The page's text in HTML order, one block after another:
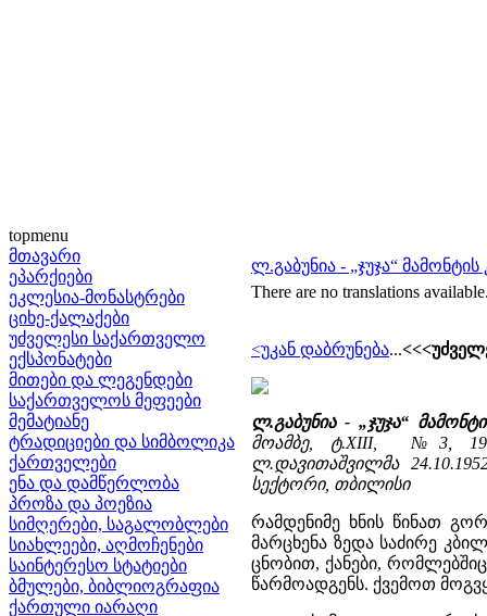
topmenu
მთავარი
ეპარქიები
ეკლესია-მონასტრები
ციხე-ქალაქები
უძველესი საქართველო
ექსპონატები
მითები და ლეგენდები
საქართველოს მეფეები
მემატიანე
ტრადიციები და სიმბოლიკა
ქართველები
ენა და დამწერლობა
პროზა და პოეზია
სიმღერები, საგალობლები
სიახლეები, აღმოჩენები
საინტერესო სტატიები
ბმულები, ბიბლიოგრაფია
ქართული იარაღი
ლ.გაბუნია - „ჯუჯა“
There are no translations
<უკან დაბრუნება...
ლ.გაბუნია - „ჯუჯა“
მოამბე, ტ.XIII, №3,
ლ.დავითაშვილმა
სექტორი, თბილისი
რამდენიმე ხნის წინათ
მარცხენა ზედა საძირე
ცნობით, ქანები,
წარმოადგენს. ქვემოთ